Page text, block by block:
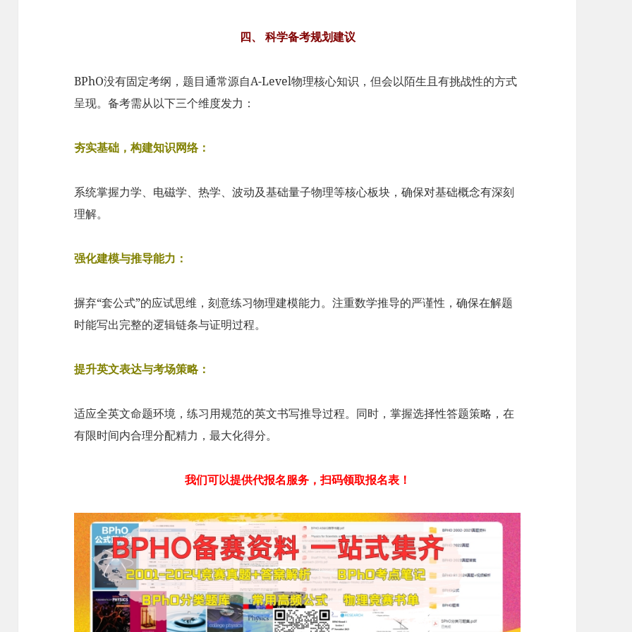
四、 科学备考规划建议
BPhO没有固定考纲，题目通常源自A-Level物理核心知识，但会以陌生且有挑战性的方式
呈现。备考需从以下三个维度发力：
夯实基础，构建知识网络：
系统掌握力学、电磁学、热学、波动及基础量子物理等核心板块，确保对基础概念有深刻
理解。
强化建模与推导能力：
摒弃“套公式”的应试思维，刻意练习物理建模能力。注重数学推导的严谨性，确保在解题
时能写出完整的逻辑链条与证明过程。
提升英文表达与考场策略：
适应全英文命题环境，练习用规范的英文书写推导过程。同时，掌握选择性答题策略，在
有限时间内合理分配精力，最大化得分。
我们可以提供代报名服务，扫码领取报名表！